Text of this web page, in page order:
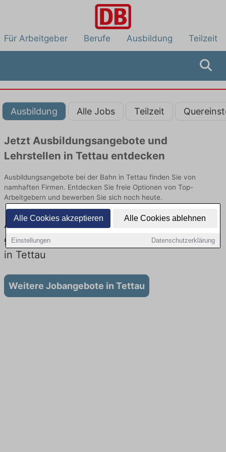
Alle Cookies akzeptieren Alle Cookies ablehnen
Einstellungen Datenschutzerklärung
Für Arbeitgeber Berufe Ausbildung Teilzeit
Ausbildung Alle Jobs Teilzeit
Jetzt Ausbildungsangebote und
Lehrstellen in Tettau entdecken
Ausbildungsangebote bei der Bahn in Tettau finden Sie von
namhaften Firmen. Entdecken Sie freie Optionen von Top-
Arbeitgebern und bewerben Sie sich noch heute.
Ausbildung in Tettau bei der Bahn: Aktuell
gibt es keine Stellenangebote für Ausbildung
in Tettau
Weitere Jobangebote in Tettau